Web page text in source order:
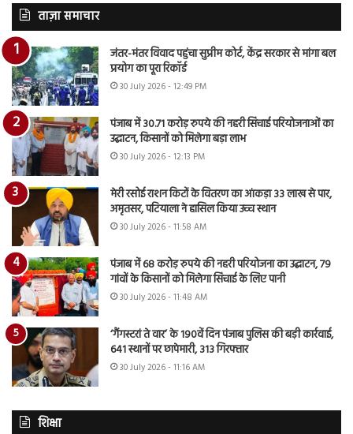
ताज़ा समाचार
जंतर-मंतर विवाद पहुंचा सुप्रीम कोर्ट, केंद्र सरकार से मांगा बल
प्रयोग का पूरा रिकॉर्ड
30 July 2026 - 12:49 PM
पंजाब में 30.71 करोड़ रुपये की नहरी सिंचाई परियोजनाओं का
उद्घाटन, किसानों को मिलेगा बड़ा लाभ
30 July 2026 - 12:13 PM
मेरी रसोई राशन किटों के वितरण का आंकड़ा 33 लाख से पार,
अमृतसर, पटियाला ने हासिल किया उच्च स्थान
30 July 2026 - 11:58 AM
पंजाब में 68 करोड़ रुपये की नहरी परियोजना का उद्घाटन, 79
गांवों के किसानों को मिलेगा सिंचाई के लिए पानी
30 July 2026 - 11:48 AM
‘गैंगस्टरां ते वार’ के 190वें दिन पंजाब पुलिस की बड़ी कार्रवाई,
641 स्थानों पर छापेमारी, 313 गिरफ्तार
30 July 2026 - 11:16 AM
शिक्षा